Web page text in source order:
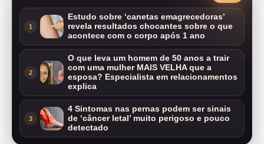
1
Estudo sobre ‘canetas emagrecedoras’
revela resultados chocantes sobre o que
acontece com o corpo após 1 ano
2
O que leva um homem de 50 anos a trair
com uma mulher MAIS VELHA que a
esposa? Especialista em relacionamentos
explica
3
4 Sintomas nas pernas podem ser sinais
de ‘câncer letal’ muito perigoso e pouco
detectado